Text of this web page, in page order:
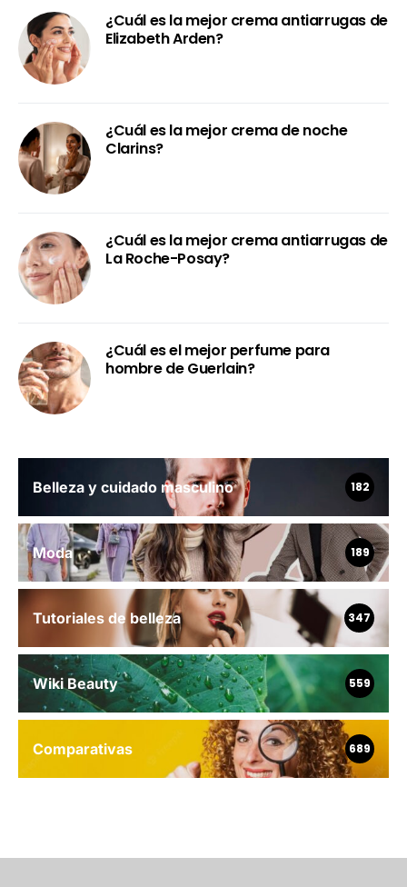
¿Cuál es la mejor crema antiarrugas de
Elizabeth Arden?
¿Cuál es la mejor crema de noche
Clarins?
¿Cuál es la mejor crema antiarrugas de
La Roche-Posay?
¿Cuál es el mejor perfume para
hombre de Guerlain?
Belleza y cuidado masculino 182
Moda 189
Tutoriales de belleza 347
Wiki Beauty 559
Comparativas 689